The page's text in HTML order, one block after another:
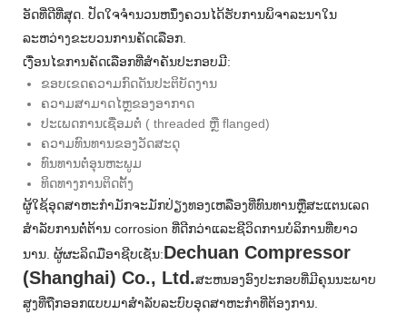
ອັດທີ່ດີທີ່ສຸດ. ປັດໃຈຈໍານວນຫນຶ່ງຄວນໄດ້ຮັບການພິຈາລະນາໃນ
ລະຫວ່າງຂະບວນການຄັດເລືອກ.
ເງື່ອນໄຂການຄັດເລືອກທີ່ສໍາຄັນປະກອບມີ:
ຂອບເຂດຄວາມກົດດັນປະຕິບັດງານ
ຄວາມ​ສາ​ມາດ​ໄຫຼ​ຂອງ​ອາ​ກາດ​
ປະເພດການເຊື່ອມຕໍ່ ( threaded ຫຼື flanged)
ຄວາມທົນທານຂອງວັດສະດຸ
ທົນທານຕໍ່ອຸນຫະພູມ
ທິດທາງການຕິດຕັ້ງ
ຜູ້ໃຊ້ອຸດສາຫະກໍາມັກຈະມັກປ່ຽງທອງເຫລືອງທີ່ທົນທານຫຼືສະແຕນເລດ
ສໍາລັບການຕໍ່ຕ້ານ corrosion ທີ່ດີກວ່າແລະຊີວິດການບໍລິການທີ່ຍາວ
ນານ. ຜູ້ຜະລິດມືອາຊີບເຊັ່ນ:Dechuan Compressor
(Shanghai) Co., Ltd.ສະຫນອງອົງປະກອບທີ່ມີຄຸນນະພາບ
ສູງທີ່ຖືກອອກແບບມາສໍາລັບລະບົບອຸດສາຫະກໍາທີ່ຕ້ອງການ.